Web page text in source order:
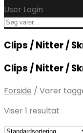
User Login
Søg
Clips / Nitter /
Clips / Nitter /
Forside / Varer
Viser 1 resultat